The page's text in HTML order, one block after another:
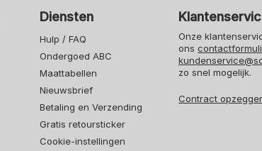
Diensten
Hulp / FAQ
Ondergoed ABC
Maattabellen
Nieuwsbrief
Betaling en Verzending
Gratis retoursticker
Cookie-instellingen
Onze
ons
zo snel mogelijk.
Contract